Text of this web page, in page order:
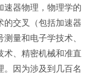
速器物理，物理学的
的交叉（包括加速器
量和电子学技术、
术、精密机械和准直
。因为涉及到几百名